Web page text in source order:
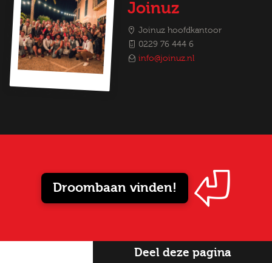
Joinuz
Joinuz hoofdkantoor
0229 76 444 6
info@joinuz.nl
Droombaan vinden!
Deel deze pagina